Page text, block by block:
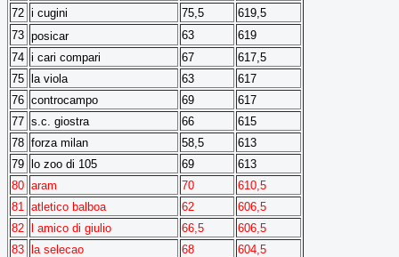
72 i cugini 75,5
619,5
73 posicar 63
619
74 i cari compari 67
617,5
75
la viola 63
617
76 controcampo 69
617
77 s.c. giostra 66
615
78 forza milan 58,5
613
79
lo zoo di 105 69
613
80 aram 70
610,5
81
atletico balboa 62
606,5
82
l amico di giulio 66,5
606,5
83
la selecao 68
604,5